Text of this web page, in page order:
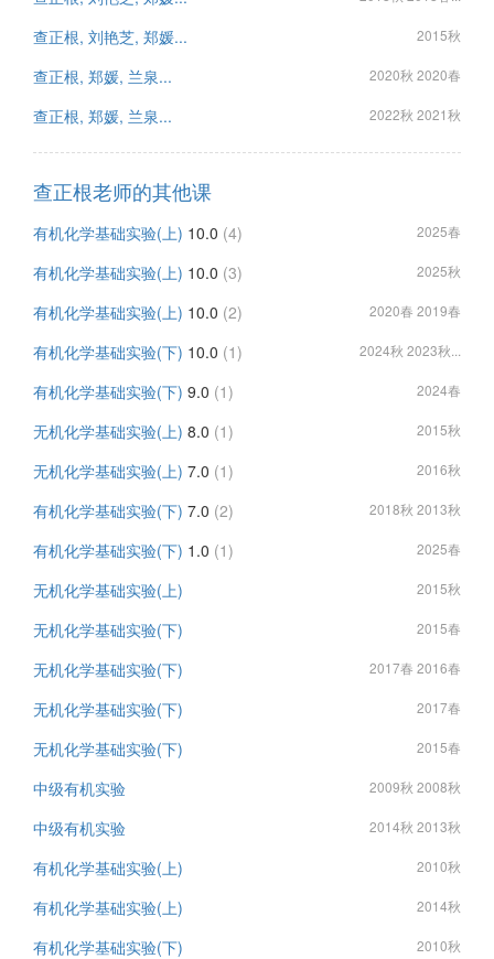
查正根, 刘艳芝, 郑媛... 2015秋
查正根, 郑媛, 兰泉... 2020秋 2020春
查正根, 郑媛, 兰泉... 2022秋 2021秋
查正根老师的其他课
有机化学基础实验(上) 10.0 (4) 2025春
有机化学基础实验(上) 10.0 (3) 2025秋
有机化学基础实验(上) 10.0 (2) 2020春 2019春
有机化学基础实验(下) 10.0 (1) 2024秋 2023秋...
有机化学基础实验(下) 9.0 (1) 2024春
无机化学基础实验(上) 8.0 (1) 2015秋
无机化学基础实验(上) 7.0 (1) 2016秋
有机化学基础实验(下) 7.0 (2) 2018秋 2013秋
有机化学基础实验(下) 1.0 (1) 2025春
无机化学基础实验(上) 2015秋
无机化学基础实验(下) 2015春
无机化学基础实验(下) 2017春 2016春
无机化学基础实验(下) 2017春
无机化学基础实验(下) 2015春
中级有机实验 2009秋 2008秋
中级有机实验 2014秋 2013秋
有机化学基础实验(上) 2010秋
有机化学基础实验(上) 2014秋
有机化学基础实验(下) 2010秋